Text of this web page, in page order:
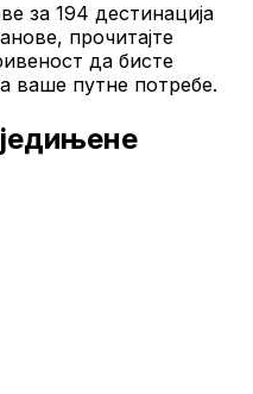
за 194 дестинација
прочитајте
да бисте
ваше путне потребе.